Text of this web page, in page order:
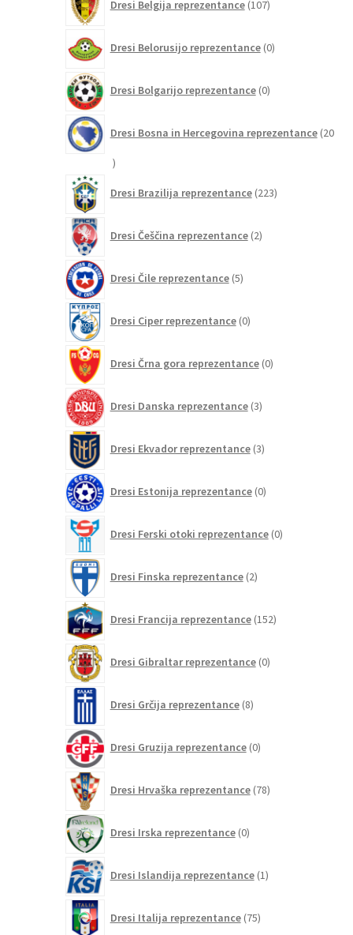
Dresi Belgija reprezentance 107izdelkov
Dresi Belorusijo reprezentance 0izdelkov
Dresi Bolgarijo reprezentance 0izdelkov
Dresi Bosna in Hercegovina reprezentance 20
20
Dresi Brazilija reprezentance 223izdelkov
Dresi Češčina reprezentance 2izdelka
Dresi Čile reprezentance 5izdelkov
Dresi Ciper reprezentance 0izdelkov
Dresi Črna gora reprezentance 0izdelkov
Dresi Danska reprezentance 3izdelki
Dresi Ekvador reprezentance 3izdelki
Dresi Estonija reprezentance 0izdelkov
Dresi Ferski otoki reprezentance 0izdelkov
Dresi Finska reprezentance 2izdelka
Dresi Francija reprezentance 152izdelkov
Dresi Gibraltar reprezentance 0izdelkov
Dresi Grčija reprezentance 8izdelkov
Dresi Gruzija reprezentance 0izdelkov
Dresi Hrvaška reprezentance 78izdelkov
Dresi Irska reprezentance 0izdelkov
Dresi Islandija reprezentance 1izdelek
Dresi Italija reprezentance 75izdelkov